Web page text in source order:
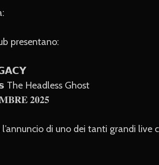
presentano:
Headless Ghost
𝟐𝟎𝟐𝟓
di uno dei tanti grandi live